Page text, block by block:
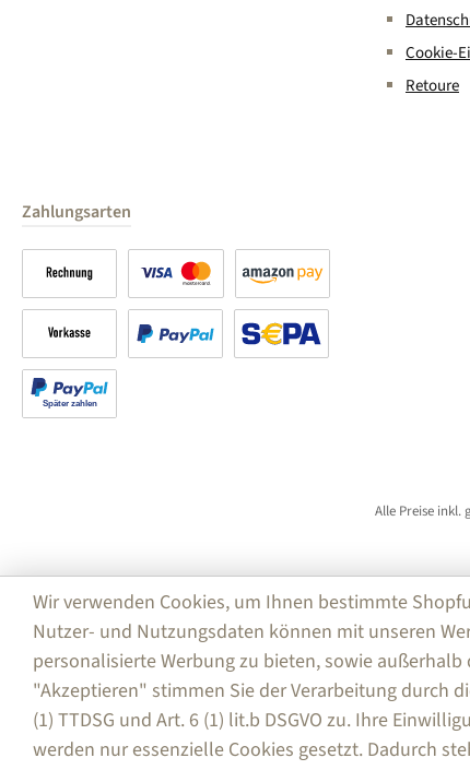
Cookie-
Retoure
Zahlungsarten
Kreditkarte Amazon Pay
Vorkasse
Rechnung
Alle Preise inkl.
Wir verwenden Cookies, um Ihnen bestimmte
Nutzer- und Nutzungsdaten können mit unseren
personalisierte Werbung zu bieten, sowie
"Akzeptieren" stimmen Sie der Verarbeitung durch
(1) TTDSG und Art. 6 (1) lit.b DSGVO zu. Ihre
werden nur essenzielle Cookies gesetzt. Dadurch